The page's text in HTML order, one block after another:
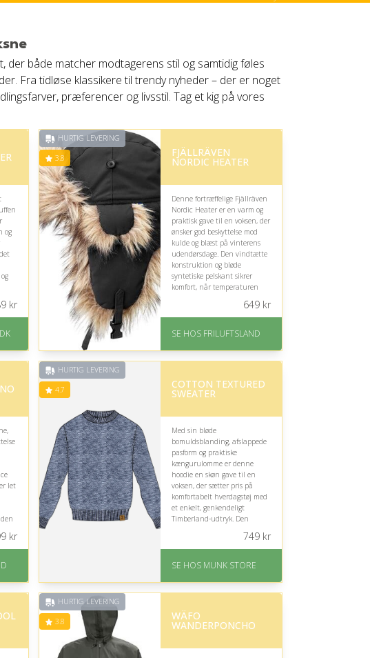
både matcher modtagerens stil og samtidig føles
Fra tidløse klassikere til trendy nyheder – der er noget
præferencer og livsstil. Tag et kig på vores
og
kr
HURTIG LEVERING
3.8 FJÄLLRÄVEN
NORDIC HEATER
Denne fortræffelige Fjällräven
Nordic Heater er en varm og
praktisk gave til en voksen, der
ønsker god beskyttelse mod
kulde og blæst på vinterens
udendørsdage. Den vindtætte
konstruktion og bløde
syntetiske pelskant sikrer
komfort, når temperaturen
På lager
Levering: 1-2 hverdage
649kr
SE HOS FRILUFTSLAND
let
kr
HURTIG LEVERING
4.7 COTTON TEXTURED
SWEATER
Med sin bløde
bomuldsblanding, afslappede
pasform og praktiske
kængurulomme er denne
hoodie en skøn gave til en
voksen, der sætter pris på
komfortabelt hverdagstøj med
et enkelt, genkendeligt
Timberland-udtryk. Den
jeans, cargobukser eller
chinos.
Levering: 1-2 dages
Fremragende Trustpilot
rating på 4.7 ud af 5
749kr
SE HOS MUNK STORE
HURTIG LEVERING
3.8 WÄFO
WANDERPONCHO